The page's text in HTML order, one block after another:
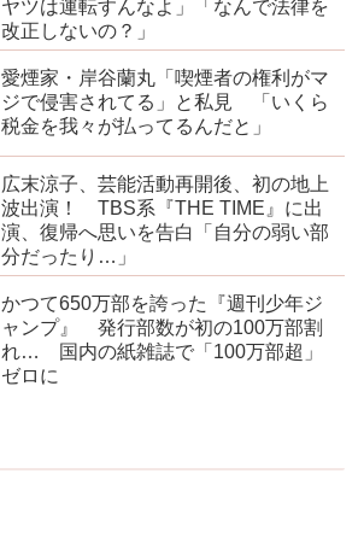
ヤツは運転すんなよ」「なんで法律を
改正しないの？」
愛煙家・岸谷蘭丸「喫煙者の権利がマ
ジで侵害されてる」と私見 「いくら
税金を我々が払ってるんだと」
広末涼子、芸能活動再開後、初の地上
波出演！ TBS系『THE TIME』に出
演、復帰へ思いを告白「自分の弱い部
分だったり…」
かつて650万部を誇った『週刊少年ジ
ャンプ』 発行部数が初の100万部割
れ… 国内の紙雑誌で「100万部超」
ゼロに